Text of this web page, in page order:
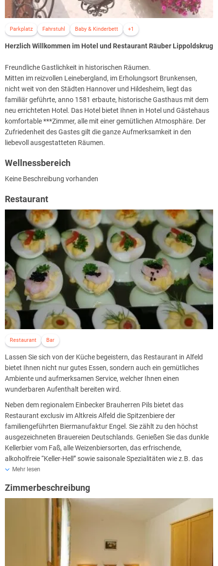
Parkplatz Fahrstuhl Baby & Kinderbett +1
Herzlich Willkommen im Hotel und Restaurant Räuber Lippoldskrug
Freundliche Gastlichkeit in historischen Räumen.
Mitten im reizvollen Leinebergland, im Erholungsort Brunkensen,
nicht weit von den Städten Hannover und Hildesheim, liegt das
familiär geführte, anno 1581 erbaute, historische Gasthaus mit dem
neu errichteten Hotel. Das Hotel bietet Ihnen in Hotel und Gästehaus
komfortable ***Zimmer, alle mit einer gemütlichen Atmosphäre. Der
Zufriedenheit des Gastes gilt die ganze Aufmerksamkeit in den
liebevoll ausgestatteten Räumen.
Wellnessbereich
Keine Beschreibung vorhanden
Restaurant
Restaurant Bar
Lassen Sie sich von der Küche begeistern, das Restaurant in Alfeld
bietet Ihnen nicht nur gutes Essen, sondern auch ein gemütliches
Ambiente und aufmerksamen Service, welcher Ihnen einen
wunderbaren Aufenthalt bereiten wird.
Neben dem regionalem Einbecker Brauherren Pils bietet das
Restaurant exclusiv im Altkreis Alfeld die Spitzenbiere der
familiengeführten Biermanufaktur Engel. Sie zählt zu den höchst
ausgezeichneten Brauereien Deutschlands. Genießen Sie das dunkle
Kellerbier vom Faß, alle Weizenbiersorten, das erfrischende,
alkoholfreie “Keller-Hell” sowie saisonale Spezialitäten wie z.B. das
Volksfestbier im September oder das bernsteinfarbene
Mehr lesen
Zimmerbeschreibung